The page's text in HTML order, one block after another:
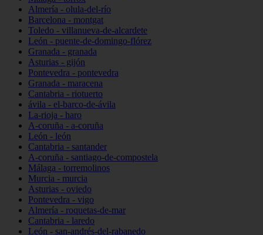
Almería - olula-del-río
Barcelona - montgat
Toledo - villanueva-de-alcardete
León - puente-de-domingo-flórez
Granada - granada
Asturias - gijón
Pontevedra - pontevedra
Granada - maracena
Cantabria - riotuerto
ávila - el-barco-de-ávila
La-rioja - haro
A-coruña - a-coruña
León - león
Cantabria - santander
A-coruña - santiago-de-compostela
Málaga - torremolinos
Murcia - murcia
Asturias - oviedo
Pontevedra - vigo
Almería - roquetas-de-mar
Cantabria - laredo
León - san-andrés-del-rabanedo